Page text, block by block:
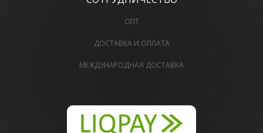
ОПТ
ДОСТАВКА И ОПЛАТА
МЕЖДУНАРОДНАЯ ДОСТАВКА